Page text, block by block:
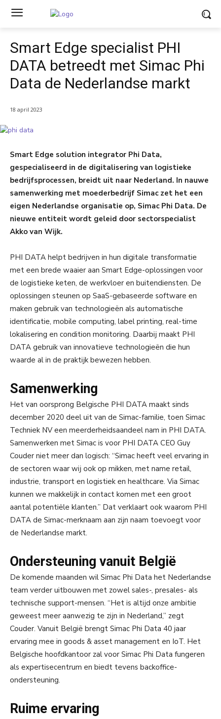
Smart Edge specialist PHI
DATA betreedt met Simac Phi
Data de Nederlandse markt
18 april 2023
Smart Edge solution integrator Phi Data,
gespecialiseerd in de digitalisering van logistieke
bedrijfsprocessen, breidt uit naar Nederland. In nauwe
samenwerking met moederbedrijf Simac zet het een
eigen Nederlandse organisatie op, Simac Phi Data. De
nieuwe entiteit wordt geleid door sectorspecialist
Akko van Wijk.
PHI DATA helpt bedrijven in hun digitale transformatie
met een brede waaier aan Smart Edge-oplossingen voor
de logistieke keten, de werkvloer en buitendiensten. De
oplossingen steunen op SaaS-gebaseerde software en
maken gebruik van technologieën als automatische
identificatie, mobile computing, label printing, real-time
lokalisering en condition monitoring. Daarbij maakt PHI
DATA gebruik van innovatieve technologieën die hun
waarde al in de praktijk bewezen hebben.
Samenwerking
Het van oorsprong Belgische PHI DATA maakt sinds
december 2020 deel uit van de Simac-familie, toen Simac
Techniek NV een meerderheidsaandeel nam in PHI DATA.
Samenwerken met Simac is voor PHI DATA CEO Guy
Couder niet meer dan logisch: “Simac heeft veel ervaring in
de sectoren waar wij ook op mikken, met name retail,
industrie, transport en logistiek en healthcare. Via Simac
kunnen we makkelijk in contact komen met een groot
aantal potentiële klanten.” Dat verklaart ook waarom PHI
DATA de Simac-merknaam aan zijn naam toevoegt voor
de Nederlandse markt.
Ondersteuning vanuit België
De komende maanden wil Simac Phi Data het Nederlandse
team verder uitbouwen met zowel sales-, presales- als
technische support-mensen. “Het is altijd onze ambitie
geweest meer aanwezig te zijn in Nederland,” zegt
Couder. Vanuit België brengt Simac Phi Data 40 jaar
ervaring mee in goods & asset management en IoT. Het
Belgische hoofdkantoor zal voor Simac Phi Data fungeren
als expertisecentrum en biedt tevens backoffice-
ondersteuning.
Ruime ervaring